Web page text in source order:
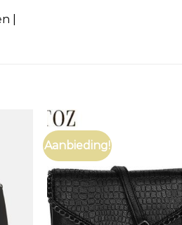
|
Aanbieding!